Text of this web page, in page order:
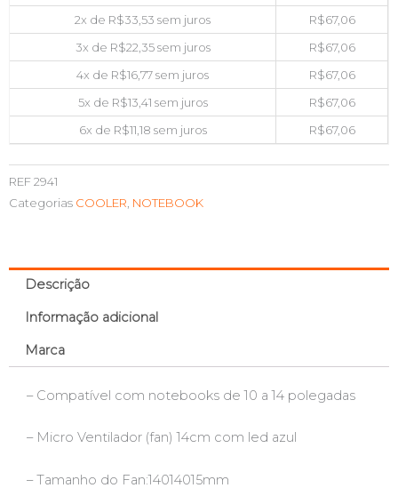
2x de R$33,53 sem juros R$67,06
3x de R$22,35sem juros R$67,06
4x de R$16,77sem juros R$67,06
5x de R$13,41 sem juros R$67,06
6x de R$11,18 sem juros R$67,06
REF2941
Categorias COOLER, NOTEBOOK
Descrição
Informação adicional
Marca
– Compatível com notebooks de 10 a 14 polegadas
– Micro Ventilador (fan) 14cm com led azul
– Tamanho do Fan:14014015mm